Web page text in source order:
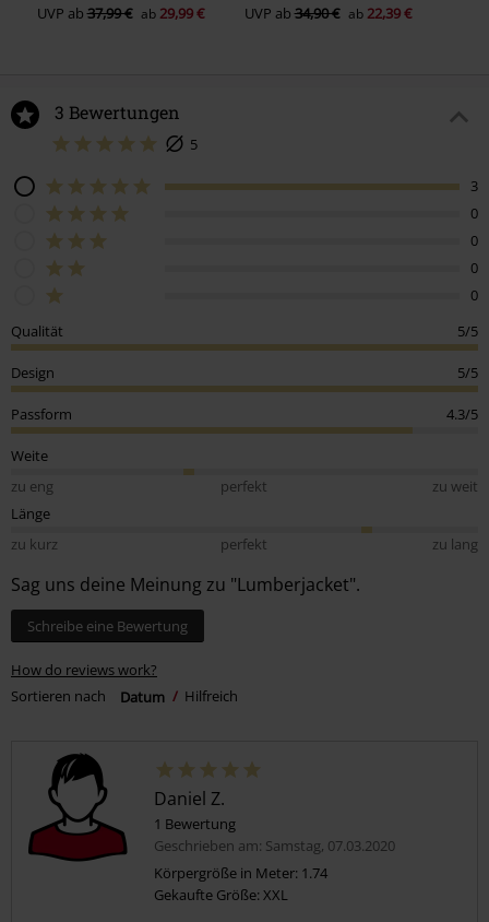
UVP ab37,99 € ab 29,99 € UVP ab34,90 € ab 22,39 €
3 Bewertungen
5
3
0
0
0
0
Qualität
5/5
Design 5/5
Passform 4.3/5
Weite
zu eng
perfekt
zu weit
Länge
zu kurz
perfekt zu lang
Sag uns deine Meinung zu "Lumberjacket".
Schreibe eine Bewertung
How do reviews work?
Sortieren nach
Datum Hilfreich
Daniel Z.
1 Bewertung
Geschrieben am: Samstag, 07.03.2020
Körpergröße in Meter: 1.74
Gekaufte Größe: XXL